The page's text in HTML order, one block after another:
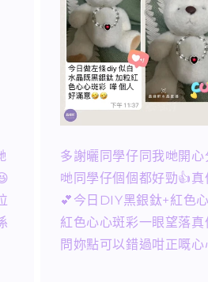
多謝曬同學仔同我哋開
哋同學仔個個都好勁👍
💕今日DIY黑銀鈦+紅色
紅色心心斑彩一眼望落
問妳點可以錯過咁正嘅心